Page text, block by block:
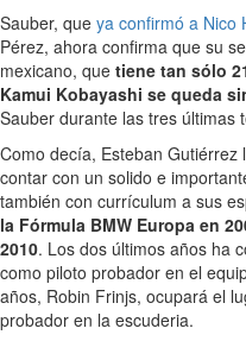
Sauber, que ya confirmó a Nico
Pérez, ahora confirma que su
mexicano, que tiene tan sólo
Kamui Kobayashi se queda
Sauber durante las tres últimas
Como decía, Esteban
contar con un solido e
también con currículum a sus
la Fórmula BMW Europa en
2010. Los dos últimos años ha
como piloto probador en el
años, Robin Frinjs, ocupará el
probador en la escuderia.